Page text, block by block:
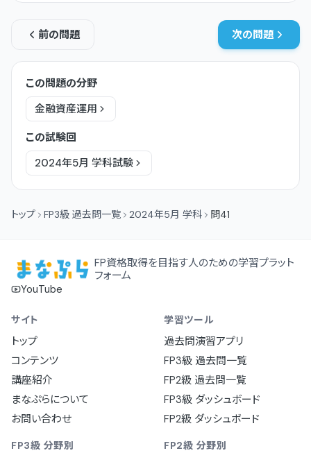
前の問題 次の問題
この問題の分野
金融資産運用
この試験回
2024年5月 学科試験
トップ FP3級 過去問一覧 2024年5月 学科 問41
FP資格取得を目指す人のための学習プラット
フォーム
YouTube
サイト
トップ
コンテンツ
講座紹介
まなぷらについて
お問い合わせ
学習ツール
過去問演習アプリ
FP3級 過去問一覧
FP2級 過去問一覧
FP3級 ダッシュボード
FP2級 ダッシュボード
FP3級 分野別 FP2級 分野別